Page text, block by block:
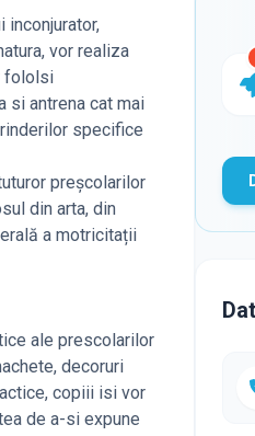
vor realiza
fololsi
si antrena cat mai
specifice
preşcolarilor
din arta, din
a motricitații
ale prescolarilor
decoruri
copiii isi vor
de a-si expune